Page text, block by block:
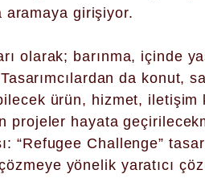
aramaya girişiyor.
olarak; barınma, içinde
da konut,
ürün, hizmet, iletişim
projeler hayata
“Refugee Challenge”
yönelik yaratıcı